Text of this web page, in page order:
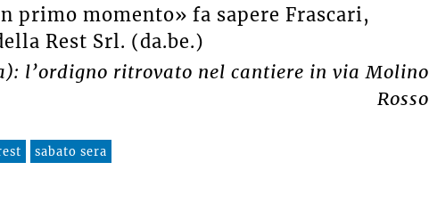
primo momento» fa sapere Frascari,
Rest Srl. (da.be.)
l’ordigno ritrovato nel cantiere in via Molino
Rosso
sabato sera